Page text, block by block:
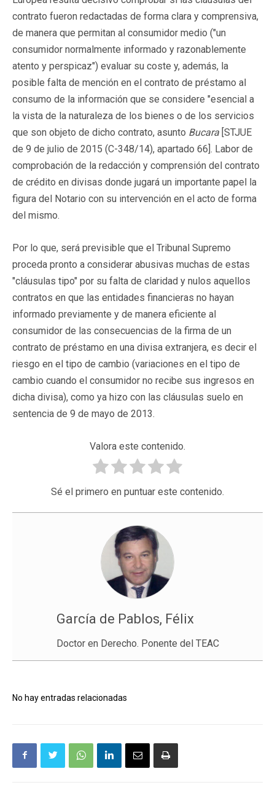
contrato fueron redactadas de forma clara y comprensiva,
de manera que permitan al consumidor medio ("un
consumidor normalmente informado y razonablemente
atento y perspicaz") evaluar su coste y, además, la
posible falta de mención en el contrato de préstamo al
consumo de la información que se considere "esencial a
la vista de la naturaleza de los bienes o de los servicios
que son objeto de dicho contrato, asunto Bucara [STJUE
de 9 de julio de 2015 (C-348/14), apartado 66]. Labor de
comprobación de la redacción y comprensión del contrato
de crédito en divisas donde jugará un importante papel la
figura del Notario con su intervención en el acto de forma
del mismo.
Por lo que, será previsible que el Tribunal Supremo
proceda pronto a considerar abusivas muchas de estas
"cláusulas tipo" por su falta de claridad y nulos aquellos
contratos en que las entidades financieras no hayan
informado previamente y de manera eficiente al
consumidor de las consecuencias de la firma de un
contrato de préstamo en una divisa extranjera, es decir el
riesgo en el tipo de cambio (variaciones en el tipo de
cambio cuando el consumidor no recibe sus ingresos en
dicha divisa), como ya hizo con las cláusulas suelo en
sentencia de 9 de mayo de 2013.
Valora este contenido.
Sé el primero en puntuar este contenido.
García de Pablos, Félix
Doctor en Derecho. Ponente del TEAC
No hay entradas relacionadas